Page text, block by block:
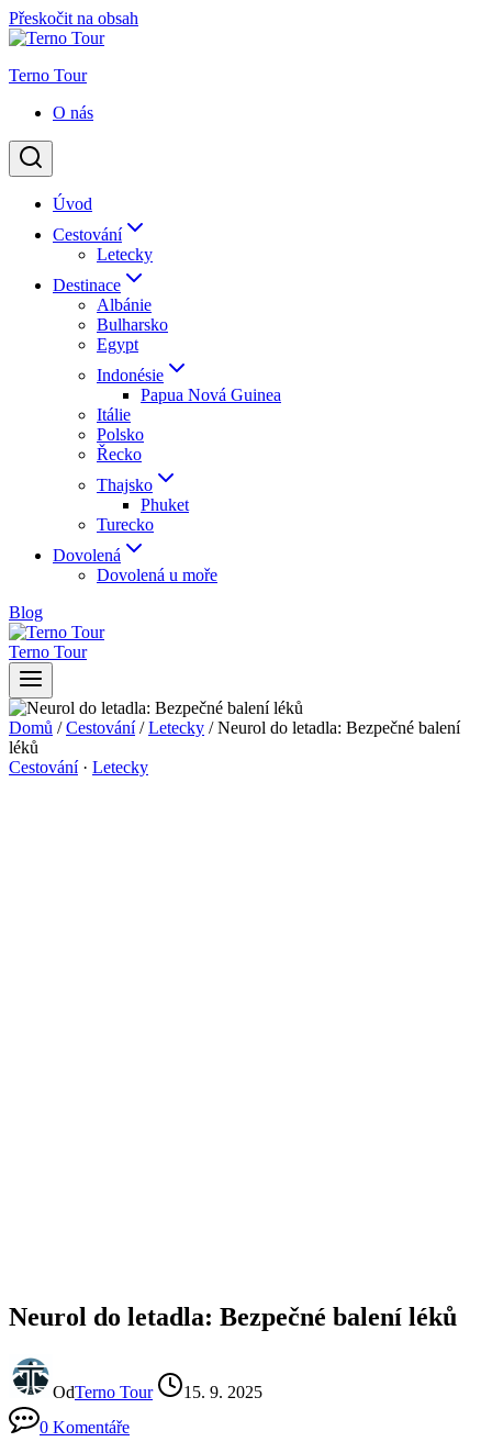
Přeskočit na obsah
Terno Tour
O nás
Úvod
Cestování
Letecky
Destinace
Albánie
Bulharsko
Egypt
Indonésie
Papua Nová Guinea
Itálie
Polsko
Řecko
Thajsko
Phuket
Turecko
Dovolená
Dovolená u moře
Blog
Terno Tour
Domů / Cestování / Letecky / Neurol do letadla: Bezpečné balení
léků
Cestování· Letecky
Neurol do letadla: Bezpečné balení léků
OdTerno Tour
15. 9. 2025
0 Komentáře